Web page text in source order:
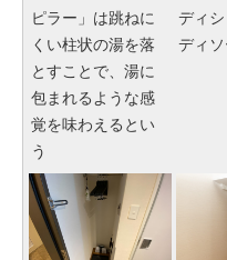
ピラー」は跳ねに
くい柱状の湯を落
とすことで、湯に
包まれるような感
覚を味わえるとい
う
ディ
ディ